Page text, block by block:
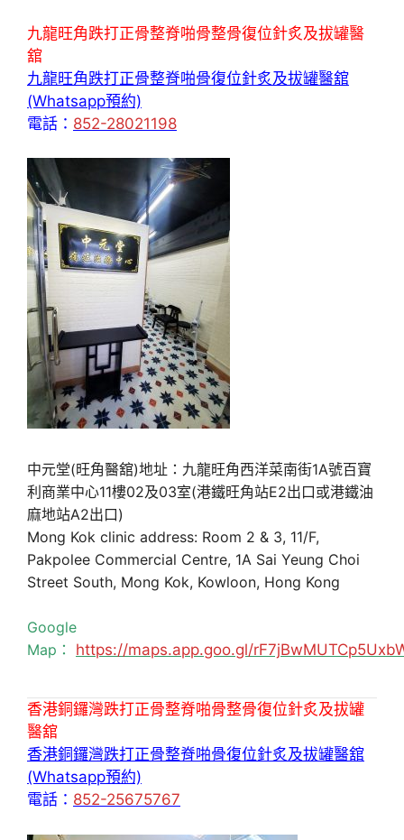
九龍旺角跌打正骨整脊啪骨整骨復位針炙及拔罐醫
舘
九龍旺角跌打正骨整脊啪骨復位針炙及拔罐醫舘
(Whatsapp預約)
電話： 852-28021198
中元堂(旺角醫舘)地址：九龍旺角西洋菜南街1A號百寶
利商業中心11樓02及03室(港鐵旺角站E2出口或港鐵油
麻地站A2出口)
Mong Kok clinic address: Room 2 & 3, 11/F,
Pakpolee Commercial Centre, 1A Sai Yeung Choi
Street South, Mong Kok, Kowloon, Hong Kong
Google
Map： https://maps.app.goo.gl/
香港銅鑼灣跌打正骨整脊啪骨整骨復位針炙及拔罐
醫舘
香港銅鑼灣跌打正骨整脊啪骨復位針炙及拔罐醫舘
(Whatsapp預約)
電話： 852-25675767